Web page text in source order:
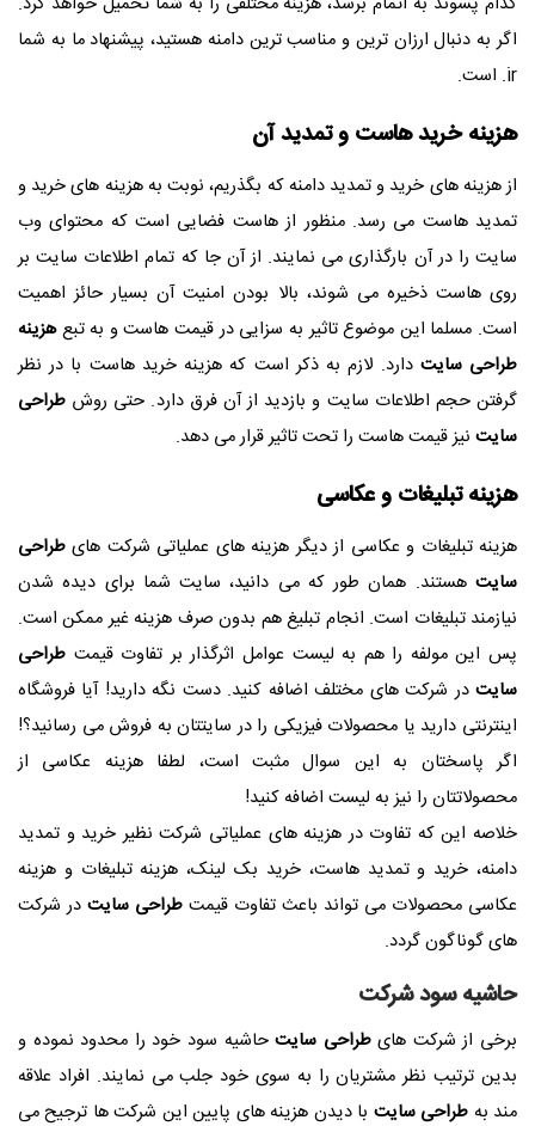
اگر به دنبال ارزان ترین و مناسب ترین دامنه هستید، پیشنهاد ما به شما
.ir است.
هزینه خرید هاست و تمدید آن
از هزینه های خرید و تمدید دامنه که بگذریم، نوبت به هزینه های خرید و
تمدید هاست می رسد. منظور از هاست فضایی است که محتوای وب
سایت را در آن بارگذاری می نمایند. از آن جا که تمام اطلاعات سایت بر
روی هاست ذخیره می شوند، بالا بودن امنیت آن بسیار حائز اهمیت
است. مسلما این موضوع تاثیر به سزایی در قیمت هاست و به تبعهزینه
طراحی سایت دارد. لازم به ذکر است که هزینه خرید هاست با در نظر
گرفتن حجم اطلاعات سایت و بازدید از آن فرق دارد. حتی روش طراحی
سایت نیز قیمت هاست را تحت تاثیر قرار می دهد.
هزینه تبلیغات و عکاسی
هزینه تبلیغات و عکاسی از دیگر هزینه های عملیاتی شرکت های طراحی
سایت هستند. همان طور که می دانید، سایت شما برای دیده شدن
نیازمند تبلیغات است. انجام تبلیغ هم بدون صرف هزینه غیر ممکن است.
پس این مولفه را هم به لیست عوامل اثرگذار بر تفاوت قیمت طراحی
سایت در شرکت های مختلف اضافه کنید. دست نگه دارید! آیا فروشگاه
اینترنتی دارید یا محصولات فیزیکی را در سایتتان به فروش می رسانید؟!
اگر پاسختان به این سوال مثبت است، لطفا هزینه عکاسی از
محصولاتتان را نیز به لیست اضافه کنید!
خلاصه این که تفاوت در هزینه های عملیاتی شرکت نظیر خرید و تمدید
دامنه، خرید و تمدید هاست، خرید بک لینک، هزینه تبلیغات و هزینه
عکاسی محصولات می تواند باعث تفاوت قیمت طراحی سایت در شرکت
های گوناگون گردد.
حاشیه سود شرکت
برخی از شرکت هایطراحی سایتحاشیه سود خود را محدود نموده و
بدین ترتیب نظر مشتریان را به سوی خود جلب می نمایند. افراد علاقه
مند به طراحی سایت با دیدن هزینه های پایین این شرکت ها ترجیح می